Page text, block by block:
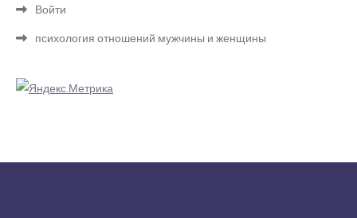
Войти
психология отношений мужчины и женщины